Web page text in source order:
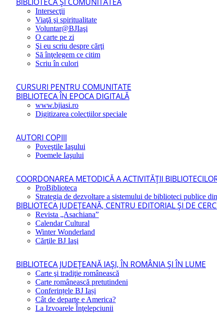
Intersecţii
Viaţă şi spiritualitate
Voluntar@BJIaşi
O carte pe zi
Şi eu scriu despre cărţi
Să înţelegem ce citim
Scriu în culori
CURSURI PENTRU COMUNITATE
BIBLIOTECA ÎN EPOCA DIGITALĂ
www.bjiasi.ro
Digitizarea colecţiilor speciale
AUTORI COPIII
Poveştile Iaşului
Poemele Iaşului
COORDONAREA METODICĂ A ACTIVITĂŢII
ProBiblioteca
Strategia de dezvoltare a sistemului de biblioteci publice
BIBLIOTECA JUDEŢEANĂ, CENTRU EDITORIAL ŞI DE
Revista „Asachiana”
Calendar Cultural
Winter Wonderland
Cărţile BJ Iaşi
BIBLIOTECA JUDEŢEANĂ IAŞI, ÎN ROMÂNIA ŞI ÎN LUME
Carte şi tradiţie românească
Carte românească pretutindeni
Conferințele BJ Iași
Cât de departe e America?
La Izvoarele Înţelepciunii